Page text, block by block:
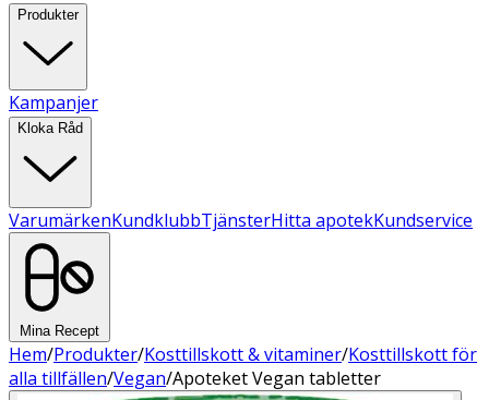
Produkter
Kampanjer
Kloka Råd
VarumärkenKundklubbTjänsterHitta apotekKundservice
Mina Recept
Hem/Produkter/Kosttillskott & vitaminer/Kosttillskott för
alla tillfällen/Vegan/Apoteket Vegan tabletter